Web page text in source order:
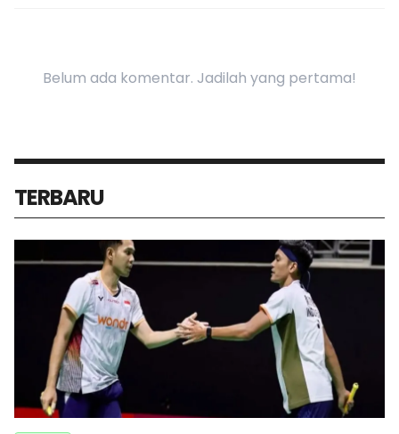
Belum ada komentar. Jadilah yang pertama!
TERBARU